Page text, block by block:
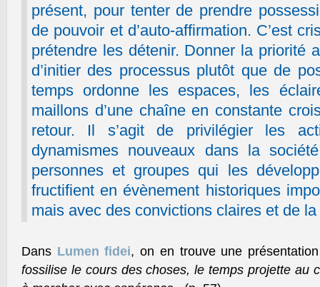
présent, pour tenter de prendre
de pouvoir et d’auto-affirmation. C’est
prétendre les détenir. Donner la priorité
d’initier des processus plutôt que de
temps ordonne les espaces, les
maillons d’une chaîne en constante
retour. Il s’agit de privilégier les
dynamismes nouveaux dans la
personnes et groupes qui les
fructifient en évènement historiques
mais avec des convictions claires et de
Dans Lumen fidei, on en trouve une
fossilise le cours des choses, le temps projette au